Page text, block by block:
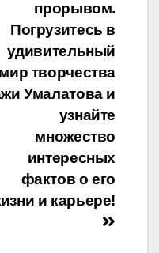
прорывом.
Погрузитесь в
удивительный
мир творчества
Умалатова и
узнайте
множество
интересных
фактов о его
и карьере!